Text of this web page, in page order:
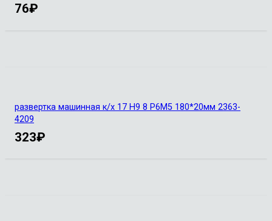
76₽
развертка машинная к/х 17 Н9 8 Р6М5 180*20мм 2363-
4209
323₽